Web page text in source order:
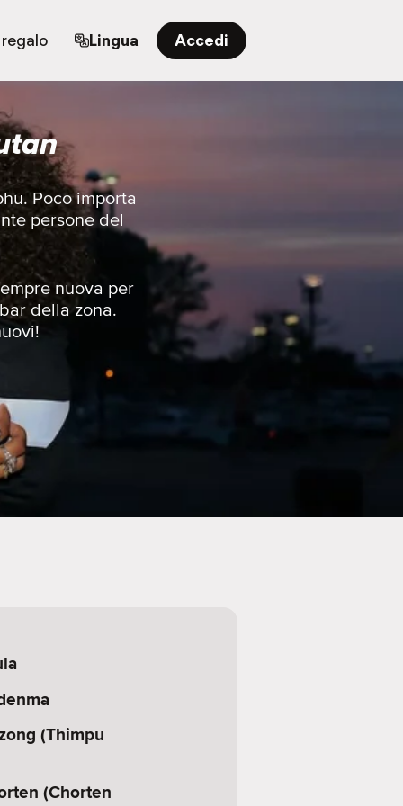
Lingua Accedi
Poco importa
persone del
nuova per
della zona.
(Thimpu
(Chorten